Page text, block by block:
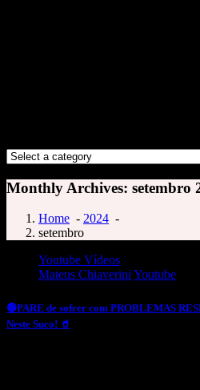
Monthly Archives: setembro
Home - 2024 -
setembro
Youtube Vídeos
Mateus ChiaveriniYoutube
🟢PARE de sofrer com PROBLEMAS
Neste Suco! 🥤